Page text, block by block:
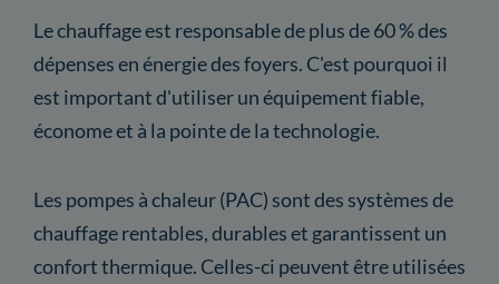
Le chauffage est responsable de plus de 60 % des
dépenses en énergie des foyers. C'est pourquoi il
est important d'utiliser un équipement fiable,
économe et à la pointe de la technologie.
Les pompes à chaleur (PAC) sont des systèmes de
chauffage rentables, durables et garantissent un
confort thermique. Celles-ci peuvent être utilisées